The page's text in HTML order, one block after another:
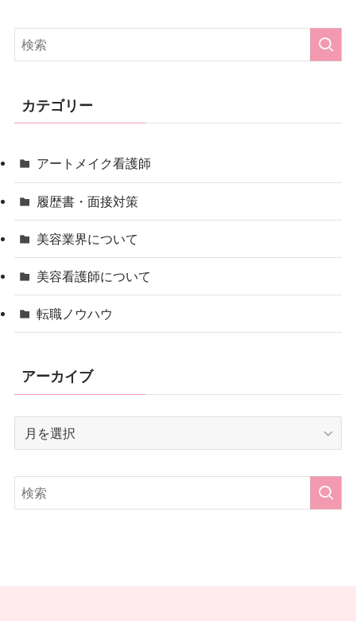
カテゴリー
アートメイク看護師
履歴書・面接対策
美容業界について
美容看護師について
転職ノウハウ
アーカイブ
イ